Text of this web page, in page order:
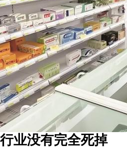
行业没有完全死掉